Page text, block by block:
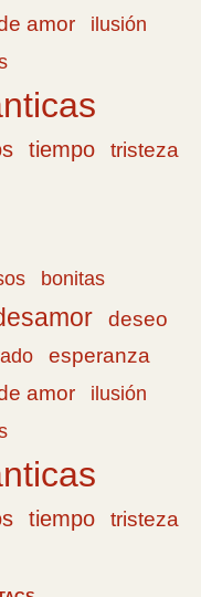
amor
ilusión
tiempo
tristeza
bonitas
deseo
esperanza
amor
ilusión
tiempo
tristeza